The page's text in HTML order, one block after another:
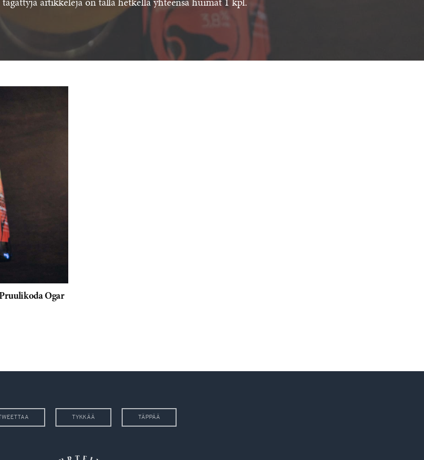
tägättyjä artikkeleja on tällä hetkellä yhteensä huimat 1 kpl.
Ogar
TYKKÄÄ TÄPPÄÄ